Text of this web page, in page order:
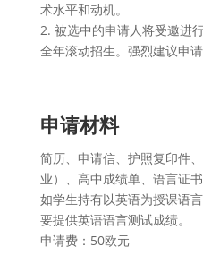
术水平和动机。
2. 被选中的申请人将受邀进行
全年滚动招生。强烈建议申请
申请材料
简历、申请信、护照复印件
业）、高中成绩单、语言证
如学生持有以英语为授课语
要提供英语语言测试成绩。
申请费：50欧元